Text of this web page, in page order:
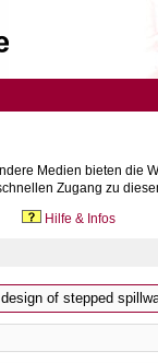
Medien bieten die
Zugang zu
Hilfe & Infos